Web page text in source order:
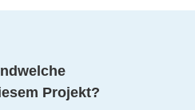
Projekt?